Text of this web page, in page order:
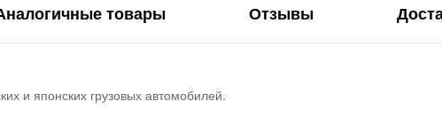
товары Отзывы
и японских грузовых автомобилей.